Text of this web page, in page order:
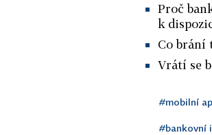
Proč
k
Co brání
Vrátí se
#mobilní
#bankovní